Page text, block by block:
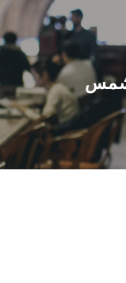
عن الجامعة
القطاعـات
الشئون الأكاديمية
البحث العلمي
شمس